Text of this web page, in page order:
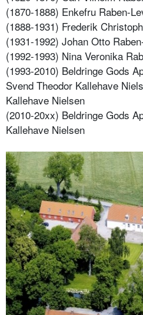
(1870-1888) Enkefru Raben-
(1888-1931) Frederik
(1931-1992) Johan Otto
(1992-1993) Nina Veronika
(1993-2010) Beldringe Gods
Svend Theodor Kallehave
Kallehave Nielsen
(2010-20xx) Beldringe Gods
Kallehave Nielsen